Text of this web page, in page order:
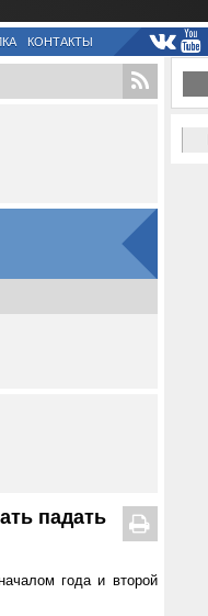
КОНТАКТЫ
падать
года и второй